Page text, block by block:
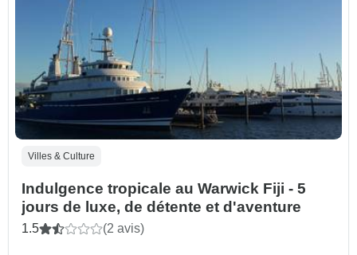
Villes & Culture
Indulgence tropicale au Warwick Fiji - 5
jours de luxe, de détente et d'aventure
1.5 (2 avis)